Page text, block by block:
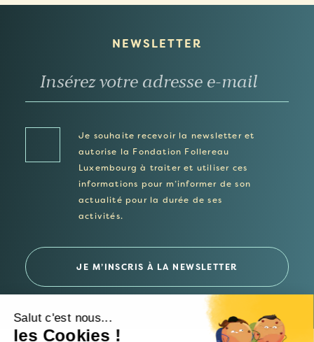
NEWSLETTER
Je souhaite recevoir la newsletter et
autorise la Fondation Follereau
Luxembourg à traiter et utiliser ces
informations pour m’informer de son
actualité pour la durée de ses
activités.
Salut c'est nous...
les Cookies !